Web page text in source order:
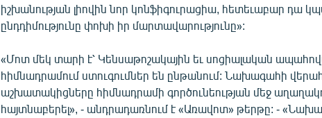
իշխանության լիովին նոր կոնֆիգուրացիա, հետեւաբար դա
ընդդիմությունը փոխի իր մարտավարությունը»:
«Մոտ մեկ տարի է՝ Կենսաթոշակային եւ սոցիալական
հիմնադրամում ստուգումներ են ընթանում: Նախագահի
աշխատակիցները հիմնադրամի գործունեության մեջ
հայտնաբերել», - անդրադառնում է «Առավոտ» թերթը: -